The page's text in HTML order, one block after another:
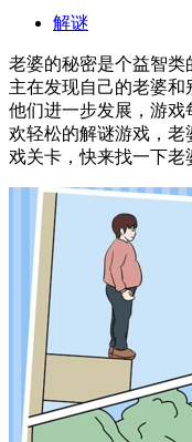
解谜
老婆的秘密是个益智类
主在发现自己的老婆
他们进一步发展，游
欢轻松的解谜游戏，
戏关卡，快来找一下老